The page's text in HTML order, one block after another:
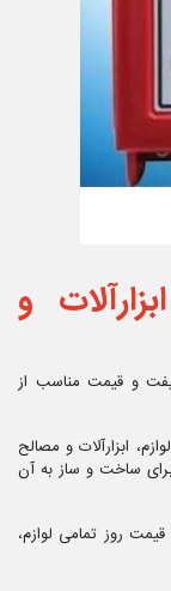
و
و قیمت مناسب از
ابزارآلات و مصالح
ساخت و ساز به آن
روز تمامی لوازم،